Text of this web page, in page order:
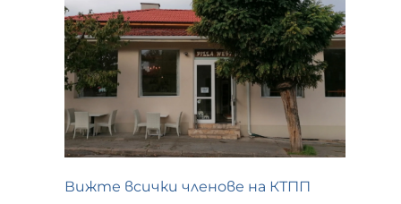
Вижте всички членове на КТПП